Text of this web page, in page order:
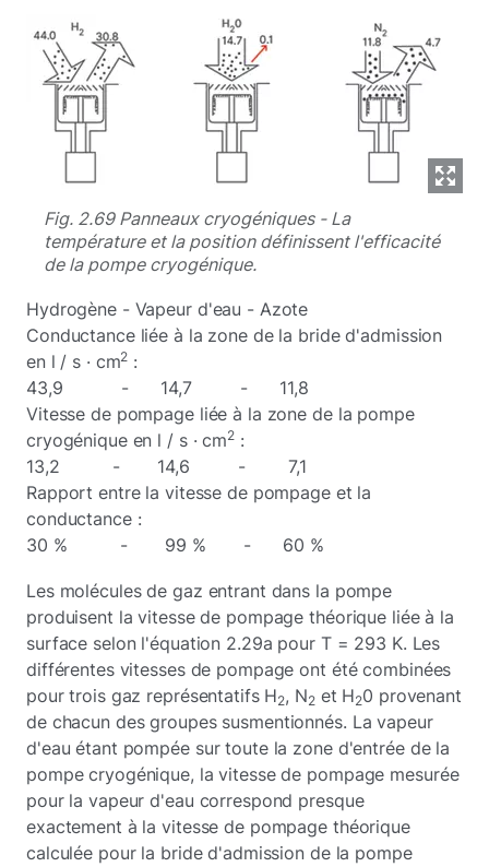
Fig. 2.69 Panneaux cryogéniques - La
température et la position définissent l'efficacité
de la pompe cryogénique.
Hydrogène - Vapeur d'eau - Azote
Conductance liée à la zone de la bride d'admission
en l / s · cm2 :
43,9 - 14,7 - 11,8
Vitesse de pompage liée à la zone de la pompe
cryogénique en l / s · cm2:
13,2 - 14,6 - 7,1
Rapport entre la vitesse de pompage et la
conductance :
30 % - 99 % - 60 %
Les molécules de gaz entrant dans la pompe
produisent la vitesse de pompage théorique liée à la
surface selon l'équation 2.29a pour T = 293 K. Les
différentes vitesses de pompage ont été combinées
pour trois gaz représentatifs H2, N2et H20 provenant
de chacun des groupes susmentionnés. La vapeur
d'eau étant pompée sur toute la zone d'entrée de la
pompe cryogénique, la vitesse de pompage mesurée
pour la vapeur d'eau correspond presque
exactement à la vitesse de pompage théorique
calculée pour la bride d'admission de la pompe